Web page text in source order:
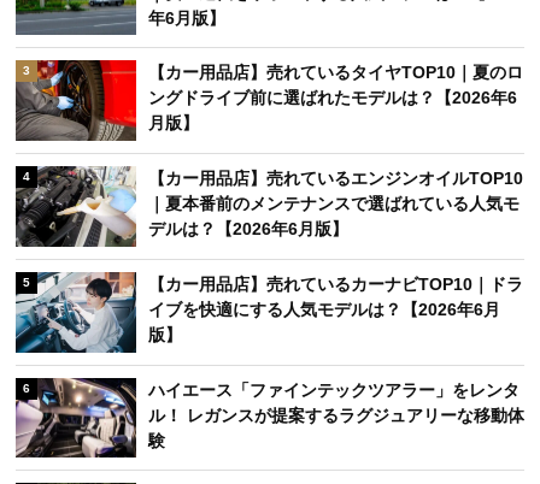
年6月版】
3
【カー用品店】売れているタイヤTOP10｜夏のロ
ングドライブ前に選ばれたモデルは？【2026年6
月版】
4
【カー用品店】売れているエンジンオイルTOP10
｜夏本番前のメンテナンスで選ばれている人気モ
デルは？【2026年6月版】
5
【カー用品店】売れているカーナビTOP10｜ドラ
イブを快適にする人気モデルは？【2026年6月
版】
6
ハイエース「ファインテックツアラー」をレンタ
ル！ レガンスが提案するラグジュアリーな移動体
験